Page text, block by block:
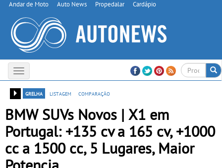
Andar de Moto Auto News Propedalar Cardápio
Toggle
navigation
grelha
listagem comparação
BMW SUVs Novos | X1 em
Portugal: +135 cv a 165 cv, +1000
cc a 1500 cc, 5 Lugares, Maior